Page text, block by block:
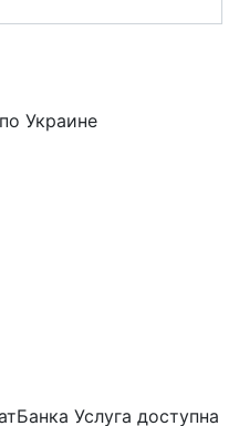
Украине
Услуга доступна